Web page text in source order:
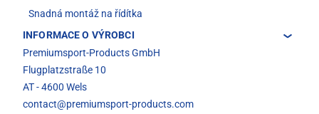
Snadná montáž na řídítka
INFORMACE O VÝROBCI
Premiumsport-Products GmbH
Flugplatzstraße 10
AT - 4600 Wels
contact@premiumsport-products.com